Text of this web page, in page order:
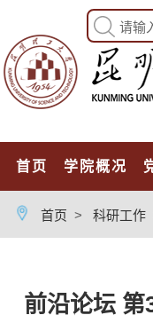
首页 学院概况
首页 > 科研工作
前沿论坛 第